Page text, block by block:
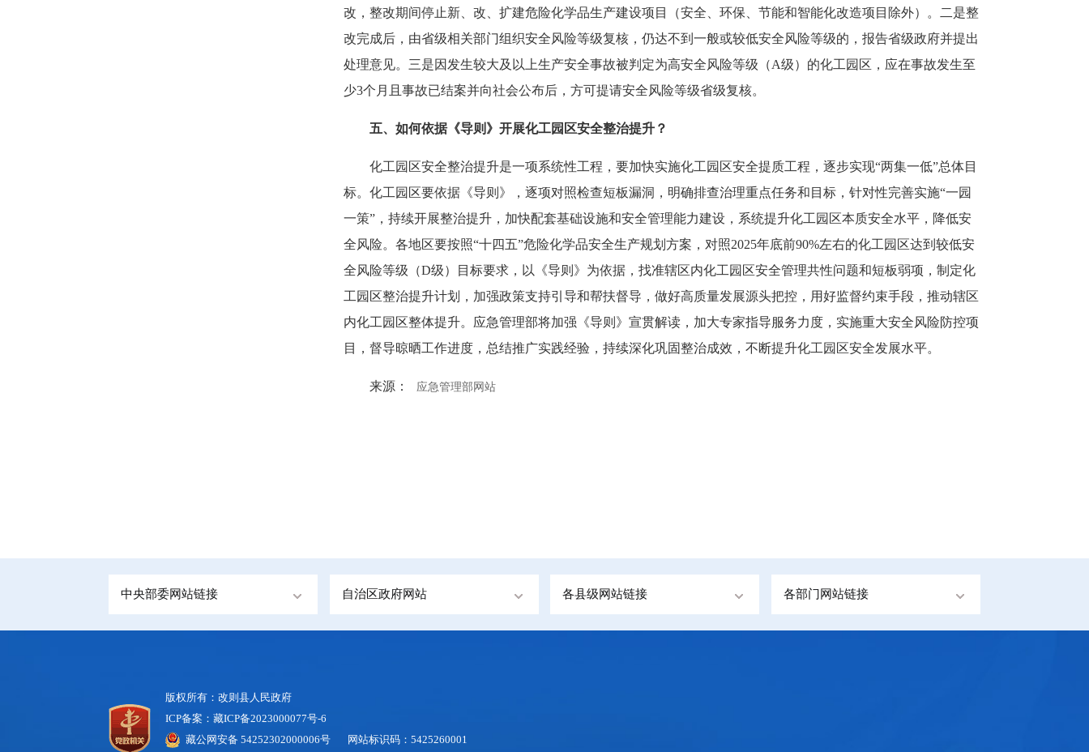
改，整改期间停止新、改、扩建危险化学品生产建设项目（安全、环保、节能和智能化改造项目除外）。二是整
改完成后，由省级相关部门组织安全风险等级复核，仍达不到一般或较低安全风险等级的，报告省级政府并提出
处理意见。三是因发生较大及以上生产安全事故被判定为高安全风险等级（A级）的化工园区，应在事故发生至
少3个月且事故已结案并向社会公布后，方可提请安全风险等级省级复核。
五、如何依据《导则》开展化工园区安全整治提升？
化工园区安全整治提升是一项系统性工程，要加快实施化工园区安全提质工程，逐步实现“两集一低”总体目
标。化工园区要依据《导则》，逐项对照检查短板漏洞，明确排查治理重点任务和目标，针对性完善实施“一园
一策”，持续开展整治提升，加快配套基础设施和安全管理能力建设，系统提升化工园区本质安全水平，降低安
全风险。各地区要按照“十四五”危险化学品安全生产规划方案，对照2025年底前90%左右的化工园区达到较低安
全风险等级（D级）目标要求，以《导则》为依据，找准辖区内化工园区安全管理共性问题和短板弱项，制定化
工园区整治提升计划，加强政策支持引导和帮扶督导，做好高质量发展源头把控，用好监督约束手段，推动辖区
内化工园区整体提升。应急管理部将加强《导则》宣贯解读，加大专家指导服务力度，实施重大安全风险防控项
目，督导晾晒工作进度，总结推广实践经验，持续深化巩固整治成效，不断提升化工园区安全发展水平。
来源： 应急管理部网站
中央部委网站链接 自治区政府网站 各县级网站链接 各部门网站链接
版权所有：改则县人民政府
ICP备案：藏ICP备2023000077号-6
藏公网安备 54252302000006号 网站标识码：5425260001